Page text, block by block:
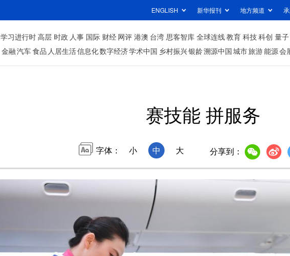
ENGLISH 新华报刊 地方频道
学习进行时高层 时政 人事 国际 财经 网评 港澳 台湾 思客智库 全球连线教育 科技科创 量子
金融汽车食品 人居生活信息化数字经济学术中国 乡村振兴银龄溯源中国城市旅游能源会
赛技能 拼服务
字体： 小 中 大 分享到：